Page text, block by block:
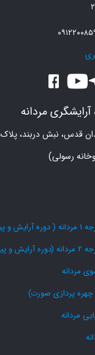
مردانه
نبش دربند، پلاک ۳، طبقه
مردانه
چهره پردازی صورت)
مردانه